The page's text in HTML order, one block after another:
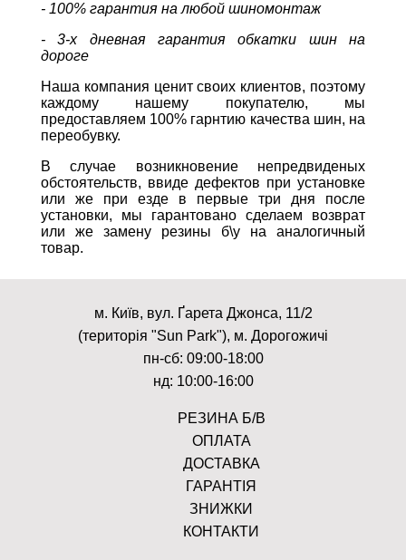
- 100% гарантия на любой шиномонтаж
- 3-х дневная гарантия обкатки шин на
дороге
Наша компания ценит своих клиентов, поэтому
каждому нашему покупателю, мы
предоставляем 100% гарнтию качества шин, на
переобувку.
В случае возникновение непредвиденых
обстоятельств, ввиде дефектов при установке
или же при езде в первые три дня после
установки, мы гарантовано сделаем возврат
или же замену резины б\у на аналогичный
товар.
м. Київ, вул. Ґарета Джонса, 11/2
(територія "Sun Park"), м. Дорогожичі
пн-сб: 09:00-18:00
нд: 10:00-16:00
РЕЗИНА Б/В
ОПЛАТА
ДОСТАВКА
ГАРАНТІЯ
ЗНИЖКИ
КОНТАКТИ